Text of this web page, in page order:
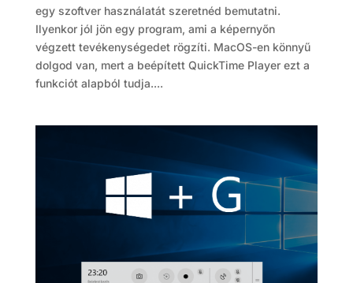
egy szoftver használatát szeretnéd bemutatni.
Ilyenkor jól jön egy program, ami a képernyőn
végzett tevékenységedet rögzíti. MacOS-en könnyű
dolgod van, mert a beépített QuickTime Player ezt a
funkciót alapból tudja....